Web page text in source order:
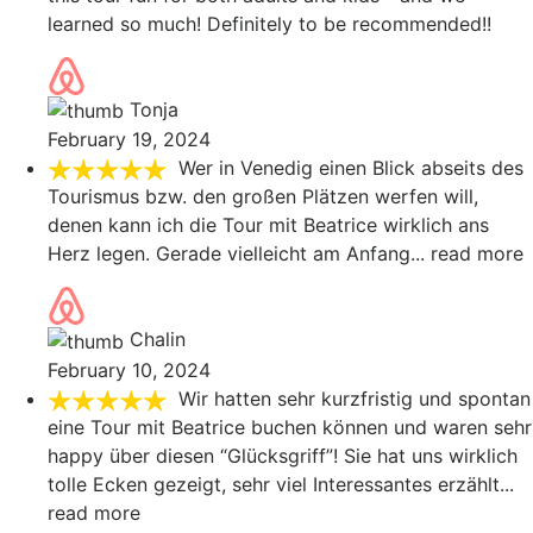
learned so much! Definitely to be recommended!!
Tonja
February 19, 2024
Wer in Venedig einen Blick abseits des
Tourismus bzw. den großen Plätzen werfen will,
denen kann ich die Tour mit Beatrice wirklich ans
Herz legen. Gerade vielleicht am Anfang... read more
Chalin
February 10, 2024
Wir hatten sehr kurzfristig und spontan
eine Tour mit Beatrice buchen können und waren sehr
happy über diesen “Glücksgriff”! Sie hat uns wirklich
tolle Ecken gezeigt, sehr viel Interessantes erzählt...
read more